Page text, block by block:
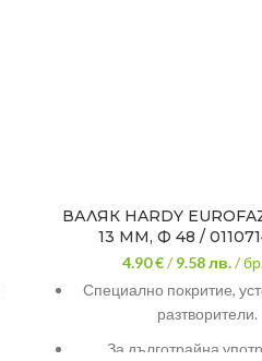
ВАЛЯК HARDY
13 ММ, Ф 48 /
4.90 €/9.58лв. /
Специално покритие,
разтворители.
За дълготрайна